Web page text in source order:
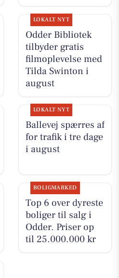
LOKALT NYT
Odder Bibliotek
tilbyder gratis
filmoplevelse med
Tilda Swinton i
august
LOKALT NYT
Ballevej spærres af
for trafik i tre dage
i august
BOLIGMARKED
Top 6 over dyreste
boliger til salg i
Odder. Priser op
til 25.000.000 kr